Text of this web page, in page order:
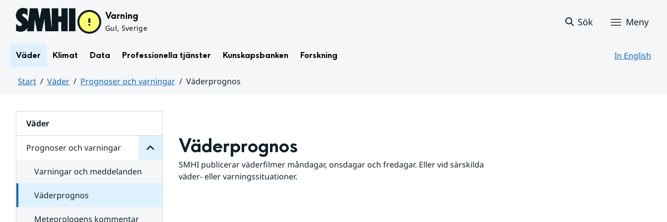
Hoppa till sidans innehåll Varning
Gul, Sverige
Sök Meny
Väder Klimat Data Professionella tjänster Kunskapsbanken Forskning In English
Start Väder Prognoser och varningar
Väderprognos
Väder
Prognoser och varningar
för
varningar
Varningar och meddelanden
Väderprognos
Meteorologens kommentar
Väderprognos
SMHI publicerar väderfilmer måndagar, onsdagar och fredagar. Eller vid särskilda
väder- eller varningssituationer.